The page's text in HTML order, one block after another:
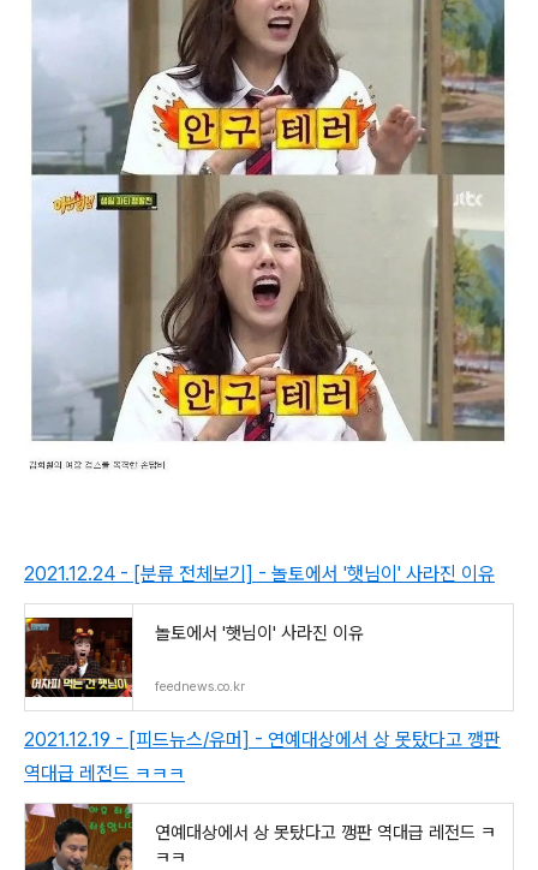
2021.12.24 - [분류 전체보기] - 놀토에서 '햇님이' 사라진 이유
놀토에서 '햇님이' 사라진 이유
feednews.co.kr
2021.12.19 - [피드뉴스/유머] - 연예대상에서 상 못탔다고 깽판
역대급 레전드 ㅋㅋㅋ
연예대상에서 상 못탔다고 깽판 역대급 레전드 ㅋ
ㅋㅋ